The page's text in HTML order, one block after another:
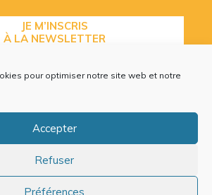
pour optimiser notre site web et notre
Accepter
Refuser
Préférences
JE M’INSCRIS
À LA NEWSLETTER